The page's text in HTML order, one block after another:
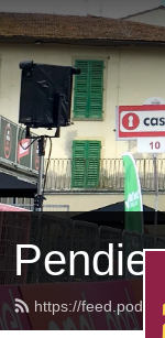
https://